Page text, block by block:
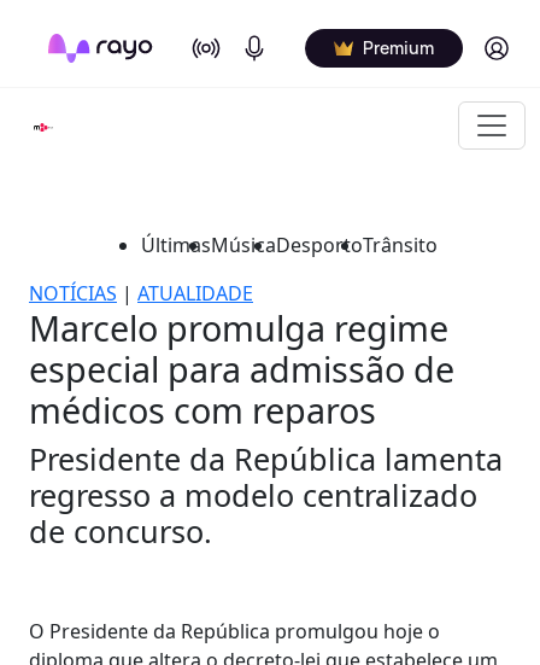
On Air Podcasts Premium Log in
ÚltimasMúsicaDesportoTrânsito
NOTÍCIAS | ATUALIDADE
Marcelo promulga regime
especial para admissão de
médicos com reparos
Presidente da República lamenta
regresso a modelo centralizado
de concurso.
O Presidente da República promulgou hoje o